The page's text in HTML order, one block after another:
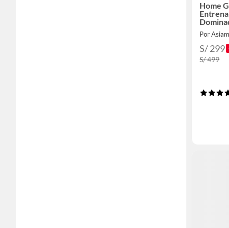
Home
Por
S/ 299
S/ 499